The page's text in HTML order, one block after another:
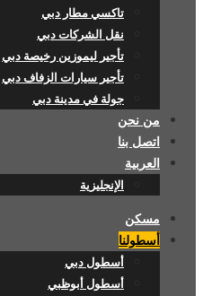
تاكسي مطار دبي
نقل الشركات دبي
تأجير ليموزين رخيصة دبي
تأجير سيارات الزفاف دبي
جولة في مدينة دبي
من نحن
اتصل بنا
العربية
الإنجليزية
مسكن
أسطولنا
أسطول دبي
أسطول أبوظبي